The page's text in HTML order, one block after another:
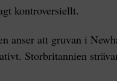
kontroversiellt.
anser att gruvan i
Storbritannien